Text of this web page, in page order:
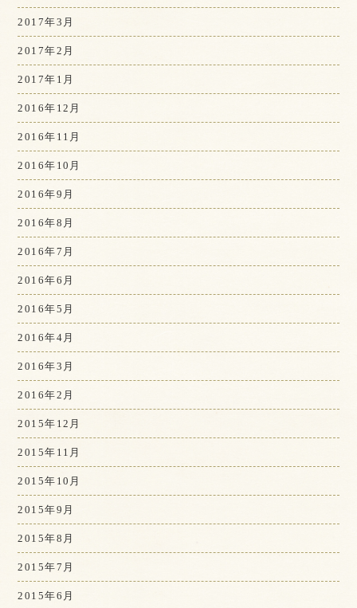
2017年3月
2017年2月
2017年1月
2016年12月
2016年11月
2016年10月
2016年9月
2016年8月
2016年7月
2016年6月
2016年5月
2016年4月
2016年3月
2016年2月
2015年12月
2015年11月
2015年10月
2015年9月
2015年8月
2015年7月
2015年6月